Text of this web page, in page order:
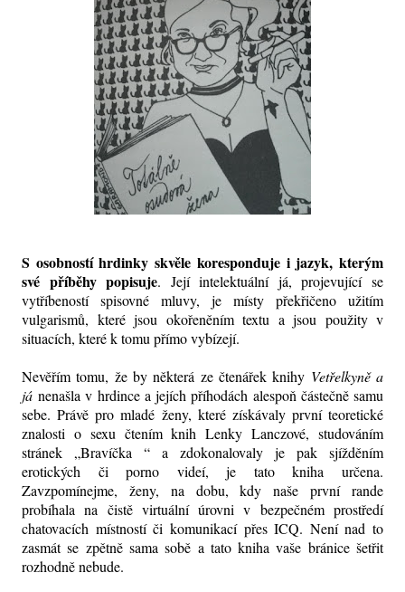
S osobností hrdinky skvěle koresponduje i jazyk, kterým
své příběhy popisuje. Její intelektuální já, projevující se
vytříbeností spisovné mluvy, je místy překřičeno užitím
vulgarismů, které jsou okořeněním textu a jsou použity v
situacích, které k tomu přímo vybízejí.
Nevěřím tomu, že by některá ze čtenářek knihy Vetřelkyně a
já nenašla v hrdince a jejích příhodách alespoň částečně samu
sebe. Právě pro mladé ženy, které získávaly první teoretické
znalosti o sexu čtením knih Lenky Lanczové, studováním
stránek „Bravíčka “ a zdokonalovaly je pak sjížděním
erotických či porno videí, je tato kniha určena.
Zavzpomínejme, ženy, na dobu, kdy naše první rande
probíhala na čistě virtuální úrovni v bezpečném prostředí
chatovacích místností či komunikací přes ICQ. Není nad to
zasmát se zpětně sama sobě a tato kniha vaše bránice šetřit
rozhodně nebude.